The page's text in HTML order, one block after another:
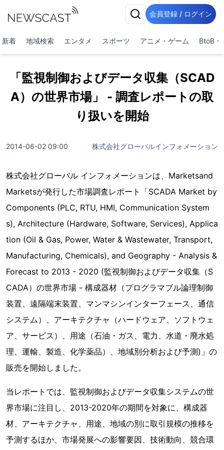
会員登録 / ログイン
新着 地域検索 エンタメ スポーツ アニメ・ゲーム BtoB・
「監視制御およびデータ収集（SCAD
A）の世界市場」 - 調査レポートの取
り扱いを開始
2014-06-02 09:00 株式会社グローバルインフォメーション
株式会社グローバル インフォメーションは、Marketsand
Marketsが発行した市場調査レポート「SCADA Market by
Components (PLC, RTU, HMI, Communication System
s), Architecture (Hardware, Software, Services), Applica
tion (Oil & Gas, Power, Water & Wastewater, Transport,
Manufacturing, Chemicals), and Geography - Analysis &
Forecast to 2013 - 2020 (監視制御およびデータ収集（S
CADA）の世界市場 - 構成器材（プログラマブル論理制御
装置、遠隔端末装置、マンマシンインターフェース、通信
システム）、アーキテクチャ（ハードウェア、ソフトウェ
ア、サービス）、用途（石油・ガス、電力、水道・廃水処
理、運輸、製造、化学薬品）、地域別分析および予測)」の
販売を開始しました。
当レポートでは、監視制御およびデータ収集システムの世
界市場に注目し、2013-2020年の期間を対象に、構成器
材、アーキテクチャ、用途、地域の別に取引規模の推移を
予測するほか、市場発展への影響要因、技術動向、競合環